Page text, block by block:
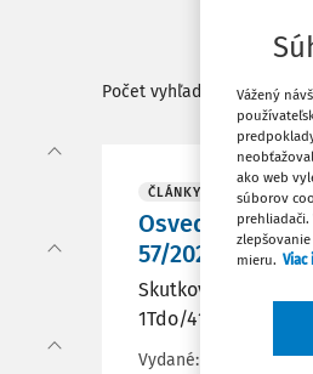
Počet vyhľadaných
ČLÁNKY
Osvedčenie sa
57/2025)
Skutkový stav
1Tdo/41/2024,
Vydané: 30. 12. 2025 /
Vážený
ako web
súborov
mieru. Viac